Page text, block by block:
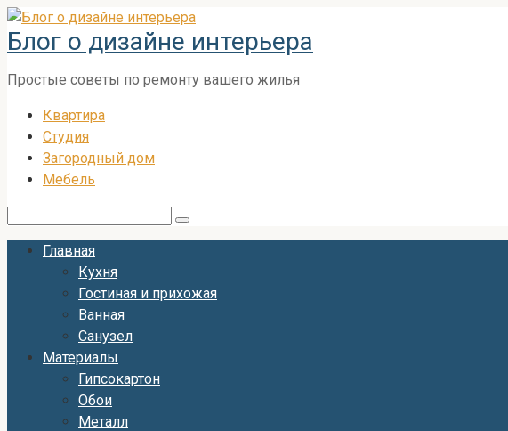
Перейти
к
контенту
Блог о дизайне интерьера
Простые советы по ремонту вашего жилья
Квартира
Студия
Загородный дом
Мебель
Главная
Кухня
Гостиная и прихожая
Ванная
Санузел
Материалы
Гипсокартон
Обои
Металл